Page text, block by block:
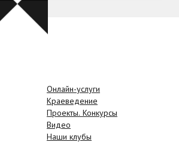
Онлайн-услуги
Краеведение
Проекты. Конкурсы
Видео
Наши клубы